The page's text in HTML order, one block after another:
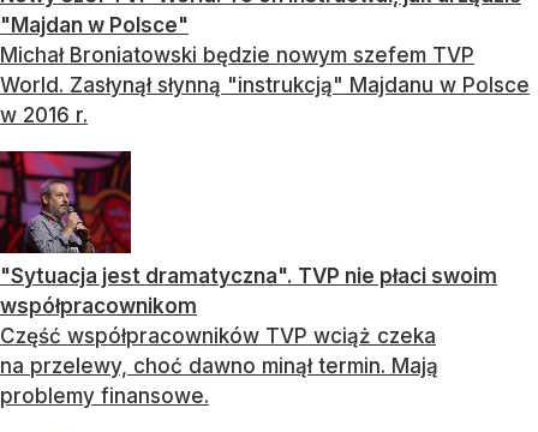
"Majdan w Polsce"
Michał Broniatowski będzie nowym szefem TVP
World. Zasłynął słynną "instrukcją" Majdanu w Polsce
w 2016 r.
"Sytuacja jest dramatyczna". TVP nie płaci swoim
współpracownikom
Część współpracowników TVP wciąż czeka
na przelewy, choć dawno minął termin. Mają
problemy finansowe.